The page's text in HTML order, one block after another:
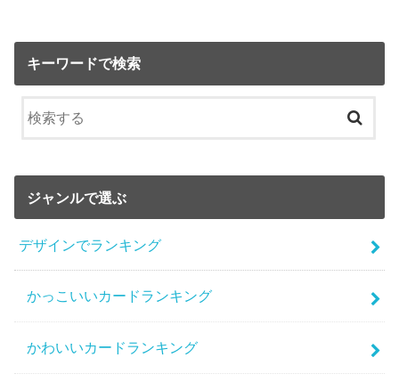
キーワードで検索
ジャンルで選ぶ
デザインでランキング
かっこいいカードランキング
かわいいカードランキング